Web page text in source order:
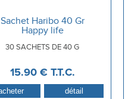
Sachet Haribo 40 Gr
Happy life
30 SACHETS DE 40 G
15.90 € T.T.C.